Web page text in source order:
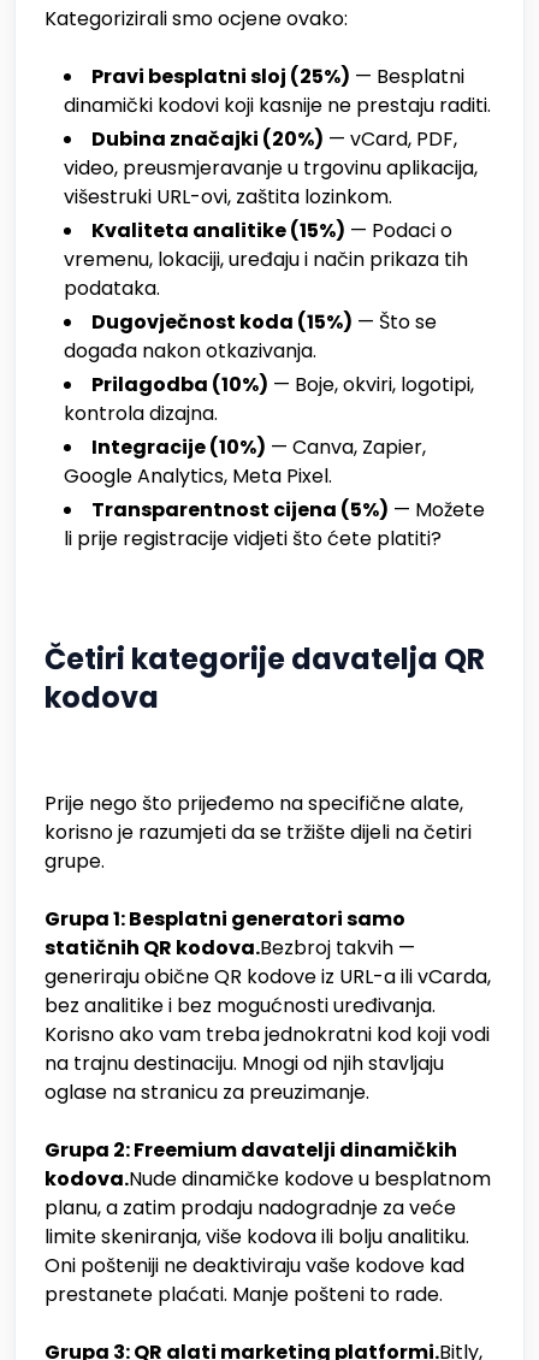
Kategorizirali smo ocjene ovako:
Pravi besplatni sloj (25%) — Besplatni
dinamički kodovi koji kasnije ne prestaju raditi.
Dubina značajki (20%) — vCard, PDF,
video, preusmjeravanje u trgovinu aplikacija,
višestruki URL-ovi, zaštita lozinkom.
Kvaliteta analitike (15%) — Podaci o
vremenu, lokaciji, uređaju i način prikaza tih
podataka.
Dugovječnost koda (15%) — Što se
događa nakon otkazivanja.
Prilagodba (10%) — Boje, okviri, logotipi,
kontrola dizajna.
Integracije (10%) — Canva, Zapier,
Google Analytics, Meta Pixel.
Transparentnost cijena (5%) — Možete
li prije registracije vidjeti što ćete platiti?
Četiri kategorije davatelja QR
kodova
Prije nego što prijeđemo na specifične alate,
korisno je razumjeti da se tržište dijeli na četiri
grupe.
Grupa 1: Besplatni generatori samo
statičnih QR kodova.Bezbroj takvih —
generiraju obične QR kodove iz URL-a ili vCarda,
bez analitike i bez mogućnosti uređivanja.
Korisno ako vam treba jednokratni kod koji vodi
na trajnu destinaciju. Mnogi od njih stavljaju
oglase na stranicu za preuzimanje.
Grupa 2: Freemium davatelji dinamičkih
kodova.Nude dinamičke kodove u besplatnom
planu, a zatim prodaju nadogradnje za veće
limite skeniranja, više kodova ili bolju analitiku.
Oni pošteniji ne deaktiviraju vaše kodove kad
prestanete plaćati. Manje pošteni to rade.
Grupa 3: QR alati marketing platformi.Bitly,